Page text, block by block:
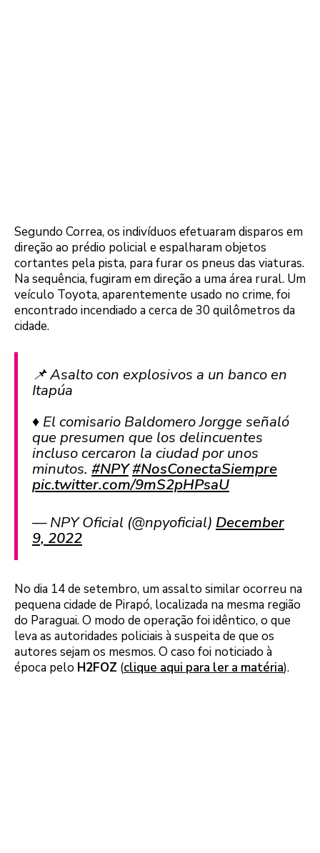
Segundo Correa, os indivíduos efetuaram disparos em
direção ao prédio policial e espalharam objetos
cortantes pela pista, para furar os pneus das viaturas.
Na sequência, fugiram em direção a uma área rural. Um
veículo Toyota, aparentemente usado no crime, foi
encontrado incendiado a cerca de 30 quilômetros da
cidade.
📌 Asalto con explosivos a un banco en
Itapúa
♦️ El comisario Baldomero Jorgge señaló
que presumen que los delincuentes
incluso cercaron la ciudad por unos
minutos. #NPY#NosConectaSiempre
pic.twitter.com/9mS2pHPsaU
— NPY Oficial (@npyoficial) December
9, 2022
No dia 14 de setembro, um assalto similar ocorreu na
pequena cidade de Pirapó, localizada na mesma região
do Paraguai. O modo de operação foi idêntico, o que
leva as autoridades policiais à suspeita de que os
autores sejam os mesmos. O caso foi noticiado à
época pelo H2FOZ (clique aqui para ler a matéria).